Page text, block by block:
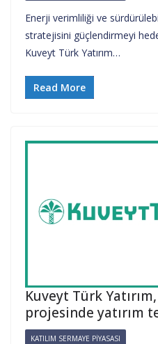
Enerji verimliliği ve
stratejisini güçlendirmeyi
Kuveyt Türk Yatırım…
Read More
Kuveyt Türk
projesinde yatırım
KATILIM SERMAYE PIYASASI